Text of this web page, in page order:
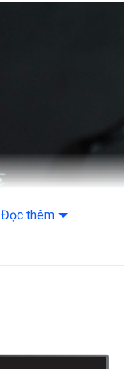
Đọc thêm